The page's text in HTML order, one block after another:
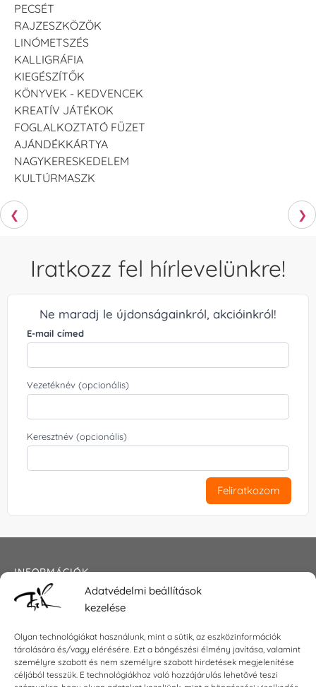
Adatvédelmi beállítások
kezelése
Olyan technológiákat használunk, mint a sütik, az eszközinformációk
tárolására és/vagy elérésére. Ezt a böngészési élmény javítása, valamint
személyre szabott és nem személyre szabott hirdetések megjelenítése
céljából tesszük. E technológiákhoz való hozzájárulás lehetővé teszi
PECSÉT
RAJZESZKÖZÖK
LINÓMETSZÉS
KALLIGRÁFIA
KIEGÉSZÍTŐK
KÖNYVEK - KEDVENCEK
KREATÍV JÁTÉKOK
FOGLALKOZTATÓ FÜZET
AJÁNDÉKKÁRTYA
NAGYKERESKEDELEM
KULTÚRMASZK
❮ ❯
Iratkozz fel hírlevelünkre!
Ne maradj le újdonságainkról, akcióinkról!
E-mail címed
Vezetéknév (opcionális)
Keresztnév (opcionális)
Feliratkozom
INFORMÁCIÓK
Általános szerződési feltételek
Impresszum